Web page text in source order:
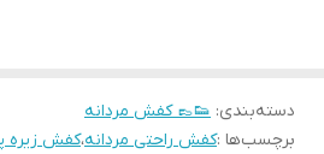
دسته‌بندی: 👟👞 کفش مردانه
برچسب‌ها :کفش راحتی مردانه،کفش زیره